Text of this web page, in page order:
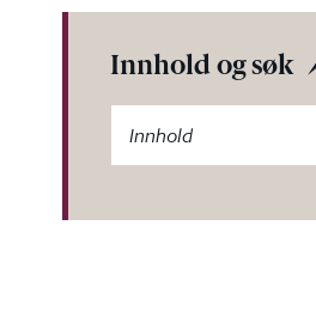
Innhold og søk
Innhold